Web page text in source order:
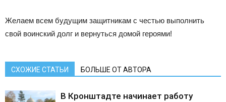
Желаем всем будущим защитникам с честью выполнить
свой воинский долг и вернуться домой героями!
СХОЖИЕ СТАТЬИ БОЛЬШЕ ОТ АВТОРА
В Кронштадте начинает работу